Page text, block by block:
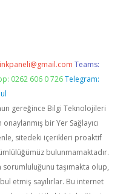
Teams:
0262 606 0 726 Telegram:
gereğince Bilgi Teknolojileri
bir Yer Sağlayıcı
sitedeki içerikleri proaktif
bulunmamaktadır.
sorumluluğunu taşımakta olup,
etmiş sayılırlar. Bu internet